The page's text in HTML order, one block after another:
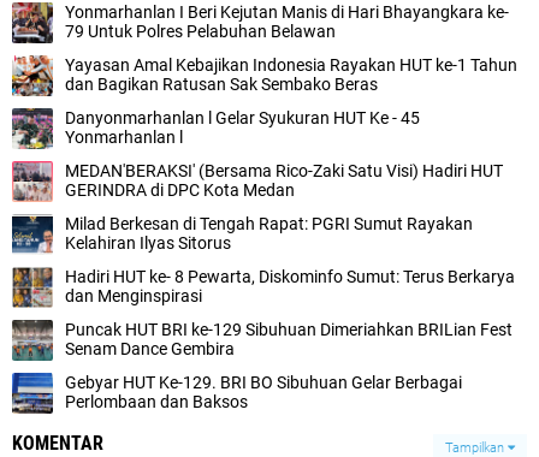
Yonmarhanlan I Beri Kejutan Manis di Hari Bhayangkara ke-
79 Untuk Polres Pelabuhan Belawan
Yayasan Amal Kebajikan Indonesia Rayakan HUT ke-1 Tahun
dan Bagikan Ratusan Sak Sembako Beras
Danyonmarhanlan l Gelar Syukuran HUT Ke - 45
Yonmarhanlan l
MEDAN'BERAKSI' (Bersama Rico-Zaki Satu Visi) Hadiri HUT
GERINDRA di DPC Kota Medan
Milad Berkesan di Tengah Rapat: PGRI Sumut Rayakan
Kelahiran Ilyas Sitorus
Hadiri HUT ke- 8 Pewarta, Diskominfo Sumut: Terus Berkarya
dan Menginspirasi
Puncak HUT BRI ke-129 Sibuhuan Dimeriahkan BRILian Fest
Senam Dance Gembira
Gebyar HUT Ke-129. BRI BO Sibuhuan Gelar Berbagai
Perlombaan dan Baksos
KOMENTAR Tampilkan